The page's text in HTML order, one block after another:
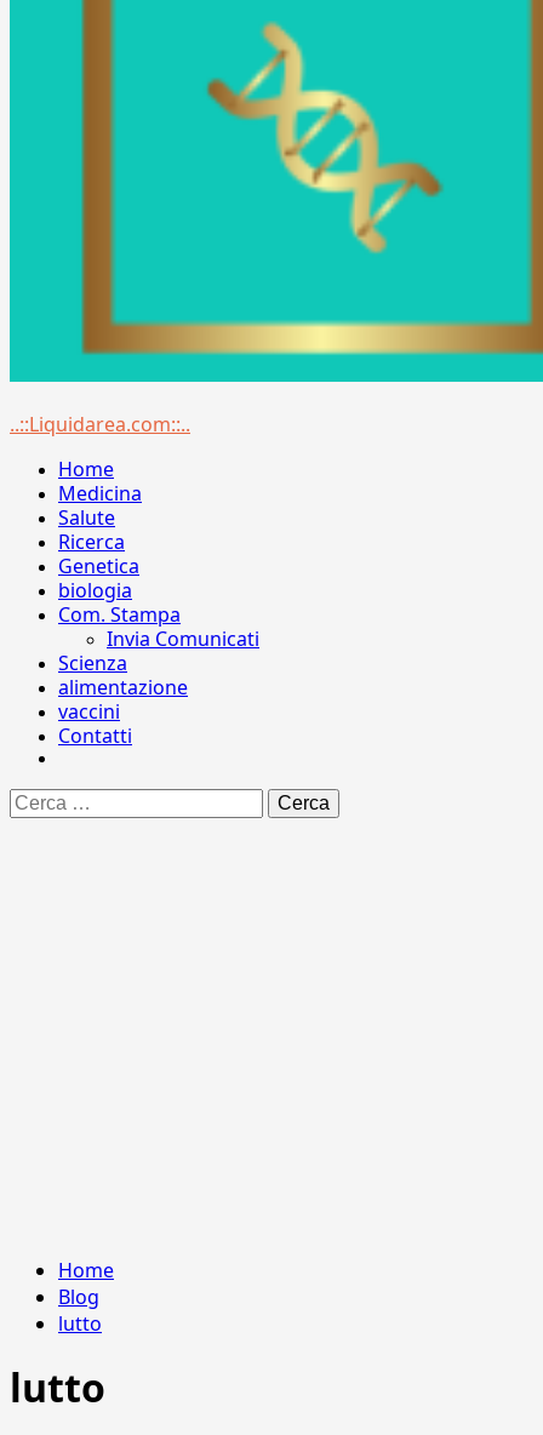
Menu
..::Liquidarea.com::..
Home
Medicina
Salute
Ricerca
Genetica
biologia
Com. Stampa
Invia Comunicati
Scienza
alimentazione
vaccini
Contatti
Ricerca
per:
Home
Blog
lutto
lutto